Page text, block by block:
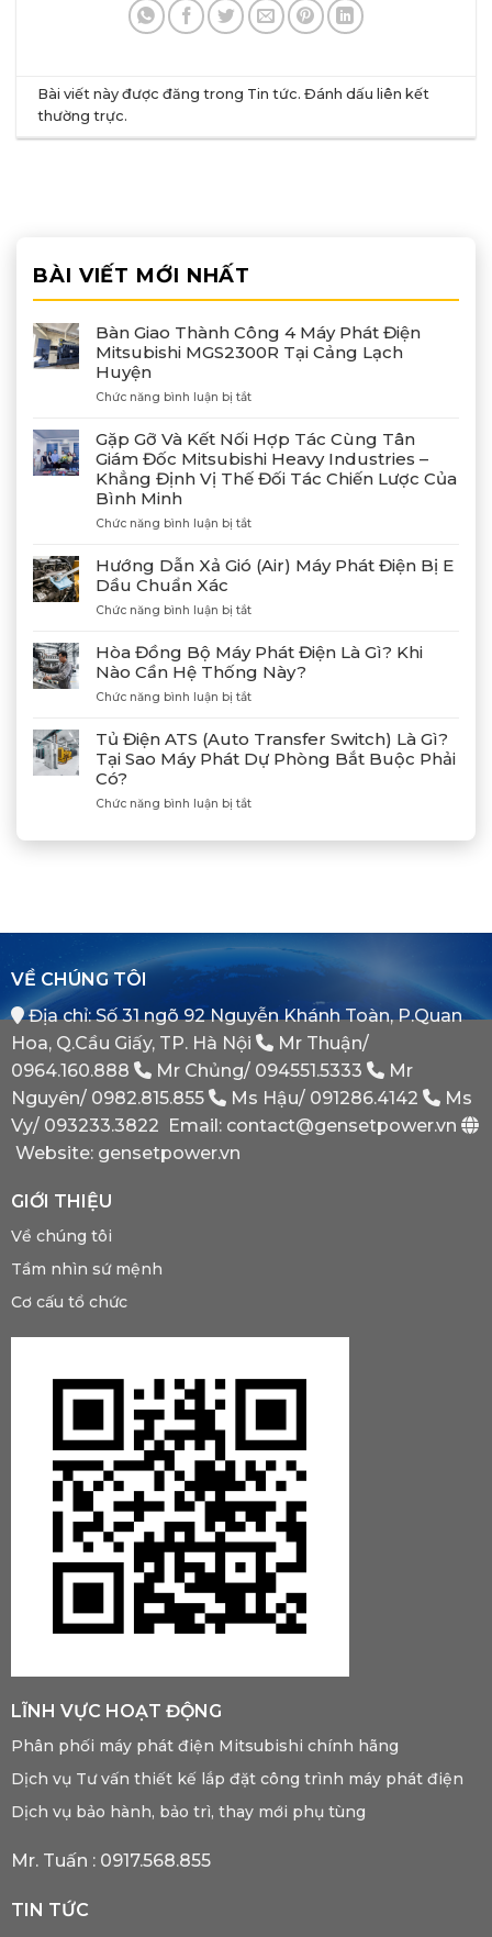
Bài viết này được đăng trong Tin tức. Đánh dấu liên kết
thường trực.
BÀI VIẾT MỚI NHẤT
Bàn Giao Thành Công 4 Máy Phát Điện
Mitsubishi MGS2300R Tại Cảng Lạch
Huyện
Chức năng bình luận bị tắtở
Giao
Thành
Công
4
Phát
MGS2300R
Cảng
Gặp Gỡ Và Kết Nối Hợp Tác Cùng Tân
Giám Đốc Mitsubishi Heavy Industries –
Khẳng Định Vị Thế Đối Tác Chiến Lược Của
Bình Minh
Chức năng bình luận bị tắtở
Gỡ
Và
Nối
Tác
Cùng
Tân
Giám
Mitsubishi
Heavy
Industries
Khẳng
Vị
Của
Bình
Minh
Hướng Dẫn Xả Gió (Air) Máy Phát Điện Bị E
Dầu Chuẩn Xác
Chức năng bình luận bị tắtở
Dẫn
Xả
Gió
(Air)
Phát
Điện
Bị
Dầu
Xác
Hòa Đồng Bộ Máy Phát Điện Là Gì? Khi
Nào Cần Hệ Thống Này?
Chức năng bình luận bị tắtở
Đồng
Bộ
Máy
Điện
Tủ Điện ATS (Auto Transfer Switch) Là Gì?
Tại Sao Máy Phát Dự Phòng Bắt Buộc Phải
Có?
Chức năng bình luận bị tắtở
Điện
Tại
Sao
Phát
Dự
Phòng
Bắt
Phải
Có?
VỀ CHÚNG TÔI
Địa chỉ: Số 31 ngõ 92 Nguyễn Khánh Toàn, P.Quan
Hoa, Q.Cầu Giấy, TP. Hà Nội
Mr Thuận/
0964.160.888
Mr Chủng/ 094551.5333
Mr
Nguyên/ 0982.815.855 Ms Hậu/ 091286.4142
Ms
Vy/ 093233.3822 Email: contact@gensetpower.vn
Website: gensetpower.vn
GIỚI THIỆU
Về chúng tôi
Tầm nhìn sứ mệnh
Cơ cấu tổ chức
LĨNH VỰC HOẠT ĐỘNG
Phân phối máy phát điện Mitsubishi chính hãng
Dịch vụ Tư vấn thiết kế lắp đặt công trình máy phát điện
Dịch vụ bảo hành, bảo trì, thay mới phụ tùng
Mr. Tuấn : 0917.568.855
TIN TỨC